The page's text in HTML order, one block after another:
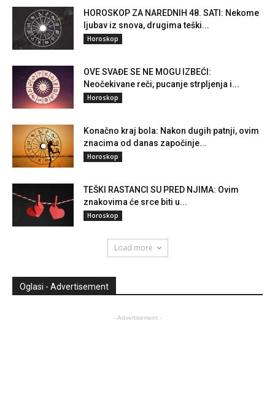
HOROSKOP ZA NAREDNIH 48. SATI: Nekome
ljubav iz snova, drugima teški...
Horoskop
OVE SVAĐE SE NE MOGU IZBEĆI:
Neočekivane reči, pucanje strpljenja i...
Horoskop
Konačno kraj bola: Nakon dugih patnji, ovim
znacima od danas započinje...
Horoskop
TEŠKI RASTANCI SU PRED NJIMA: Ovim
znakovima će srce biti u...
Horoskop
Load more
Oglasi - Advertisement
- Advertisement -